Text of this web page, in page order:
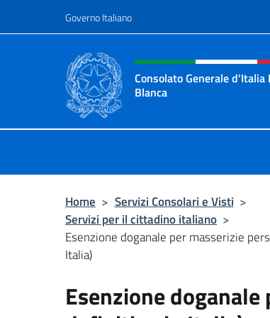
Governo Italiano
Intestazione sito,
Consolato Generale d'Italia
Blanca
Home > Servizi Consolari e Visti >
Servizi per il cittadino italiano >
Esenzione doganale per masserizie
Italia)
Esenzione